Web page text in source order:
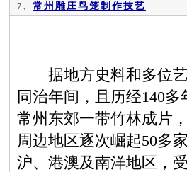
7、 常州雕庄鸟笼制作技艺
据地方史料和多位艺
同治年间，且历经140
常州东郊一带竹林成片
周边地区逐次崛起50多
沪、港澳及南洋地区，